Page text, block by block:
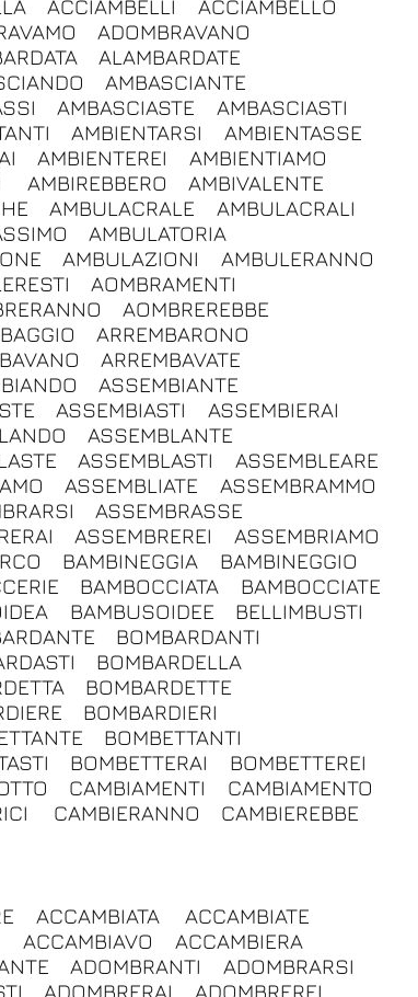
ACCIAMBELLI
ACCIAMBELLO
ADOMBRAVANO
ALAMBARDATE
AMBASCIANTE
AMBASCIASTE
AMBASCIASTI
AMBIENTARSI
AMBIENTASSE
AMBIENTEREI
AMBIENTIAMO
AMBIREBBERO
AMBIVALENTE
AMBULACRALE
AMBULACRALI
AMBULATORIA
AMBULAZIONI
AMBULERANNO
AOMBRAMENTI
AOMBREREBBE
ARREMBARONO
ARREMBAVATE
ASSEMBIANTE
ASSEMBIASTI
ASSEMBIERAI
ASSEMBLANTE
ASSEMBLASTI
ASSEMBLEARE
ASSEMBLIATE
ASSEMBRAMMO
ASSEMBRASSE
ASSEMBREREI
ASSEMBRIAMO
BAMBINEGGIA
BAMBINEGGIO
BAMBOCCIATA
BAMBOCCIATE
BAMBUSOIDEE
BELLIMBUSTI
BOMBARDANTI
BOMBARDELLA
BOMBARDETTE
BOMBARDIERI
BOMBETTANTI
BOMBETTERAI
BOMBETTEREI
CAMBIAMENTI
CAMBIAMENTO
CAMBIERANNO
CAMBIEREBBE
ACCAMBIATA
ACCAMBIATE
ACCAMBIAVO
ACCAMBIERA
ADOMBRANTI
ADOMBRARSI
ADOMBRERAI ADOMBREREI